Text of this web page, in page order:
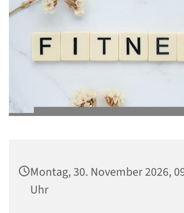
Montag, 30. November 2026,
Uhr